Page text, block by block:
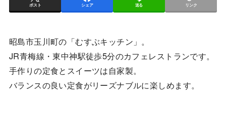
ポスト シェア 送る リンク
昭島市玉川町の「むすぶキッチン」。
JR青梅線・東中神駅徒歩5分のカフェレストランです。
手作りの定食とスイーツは自家製。
バランスの良い定食がリーズナブルに楽しめます。